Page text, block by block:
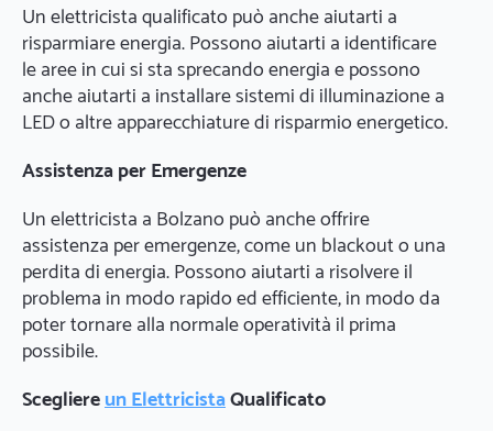
Un elettricista qualificato può anche aiutarti a
risparmiare energia. Possono aiutarti a identificare
le aree in cui si sta sprecando energia e possono
anche aiutarti a installare sistemi di illuminazione a
LED o altre apparecchiature di risparmio energetico.
Assistenza per Emergenze
Un elettricista a Bolzano può anche offrire
assistenza per emergenze, come un blackout o una
perdita di energia. Possono aiutarti a risolvere il
problema in modo rapido ed efficiente, in modo da
poter tornare alla normale operatività il prima
possibile.
Scegliereun ElettricistaQualificato